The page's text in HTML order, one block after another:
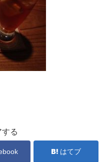
する
はてブ